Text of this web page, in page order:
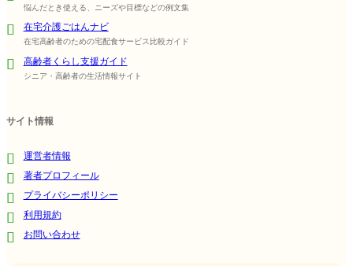
悩んだとき使える、ニーズや目標などの例文集
在宅介護ごはんナビ
在宅高齢者のための宅配食サービス比較ガイド
高齢者くらし支援ガイド
シニア・高齢者の生活情報サイト
サイト情報
運営者情報
著者プロフィール
プライバシーポリシー
利用規約
お問い合わせ